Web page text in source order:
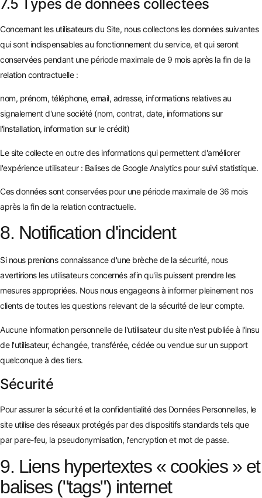
7.5 Types de données collectées
Concernant les utilisateurs du Site, nous collectons les données suivantes
qui sont indispensables au fonctionnement du service, et qui seront
conservées pendant une période maximale de 9 mois après la fin de la
relation contractuelle :
nom, prénom, téléphone, email, adresse, informations relatives au
signalement d'une société (nom, contrat, date, informations sur
l'installation, information sur le crédit)
Le site collecte en outre des informations qui permettent d'améliorer
l'expérience utilisateur : Balises de Google Analytics pour suivi statistique.
Ces données sont conservées pour une période maximale de 36 mois
après la fin de la relation contractuelle.
8. Notification d'incident
Si nous prenions connaissance d'une brèche de la sécurité, nous
avertirions les utilisateurs concernés afin qu'ils puissent prendre les
mesures appropriées. Nous nous engageons à informer pleinement nos
clients de toutes les questions relevant de la sécurité de leur compte.
Aucune information personnelle de l'utilisateur du site n'est publiée à l'insu
de l'utilisateur, échangée, transférée, cédée ou vendue sur un support
quelconque à des tiers.
Sécurité
Pour assurer la sécurité et la confidentialité des Données Personnelles, le
site utilise des réseaux protégés par des dispositifs standards tels que
par pare-feu, la pseudonymisation, l'encryption et mot de passe.
9. Liens hypertextes « cookies » et
balises ("tags") internet